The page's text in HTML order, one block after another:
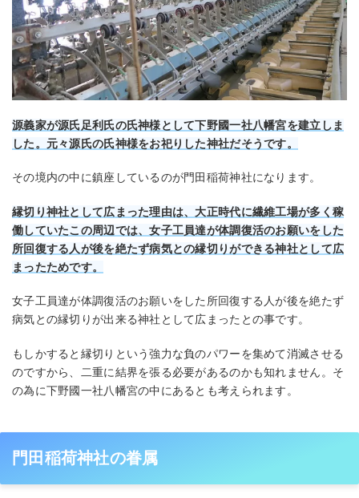
源義家が源氏足利氏の氏神様として下野國一社八幡宮を建立しま
した。元々源氏の氏神様をお祀りした神社だそうです。
その境内の中に鎮座しているのが門田稲荷神社になります。
縁切り神社として広まった理由は、大正時代に繊維工場が多く稼
働していたこの周辺では、女子工員達が体調復活のお願いをした
所回復する人が後を絶たず病気との縁切りができる神社として広
まったためです。
女子工員達が体調復活のお願いをした所回復する人が後を絶たず
病気との縁切りが出来る神社として広まったとの事です。
もしかすると縁切りという強力な負のパワーを集めて消滅させる
のですから、二重に結界を張る必要があるのかも知れません。そ
の為に下野國一社八幡宮の中にあるとも考えられます。
門田稲荷神社の眷属